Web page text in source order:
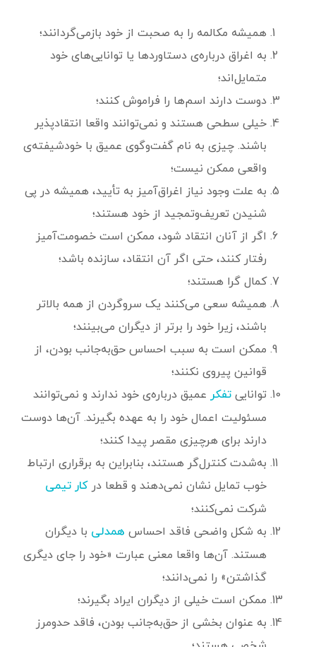
همیشه مکالمه را به صحبت از خود بازمی‌گردانند؛
به اغراق درباره‌ی دستاوردها یا توانایی‌های خود
متمایل‌اند؛
دوست دارند اسم‌ها را فراموش کنند؛
خیلی سطحی هستند و نمی‌توانند واقعا انتقادپذیر
باشند. چیزی به نام گفت‌وگوی عمیق با خودشیفته‌ی
واقعی ممکن نیست؛
به علت وجود نیاز اغراق‌آمیز به تأیید، همیشه در پی
شنیدن تعریف‌وتمجید از خود هستند؛
اگر از آنان انتقاد شود، ممکن است خصومت‌آمیز
رفتار کنند، حتی اگر آن انتقاد، سازنده‌ باشد؛
کمال گرا هستند؛
همیشه سعی می‌کنند یک سروگردن از همه بالاتر
باشند، زیرا خود را برتر از دیگران می‌بینند؛
ممکن است به سبب احساس حق‌به‌جانب بودن، از
قوانین پیروی نکنند؛
توانایی تفکر عمیق درباره‌ی خود ندارند و نمی‌توانند
مسئولیت اعمال خود را به عهده بگیرند. آن‌ها دوست
دارند برای هرچیزی مقصر پیدا کنند؛
به‌شدت کنترل‌گر هستند، بنابراین به برقراری ارتباط
خوب تمایل نشان نمی‌دهند و قطعا در کار تیمی
شرکت نمی‌کنند؛
به شکل واضحی فاقد احساس همدلی با دیگران
هستند. آن‌ها واقعا معنی عبارت «خود را جای دیگری
گذاشتن» را نمی‌دانند؛
ممکن است خیلی از دیگران ایراد بگیرند؛
به عنوان بخشی از حق‌به‌جانب بودن، فاقد حدومرز